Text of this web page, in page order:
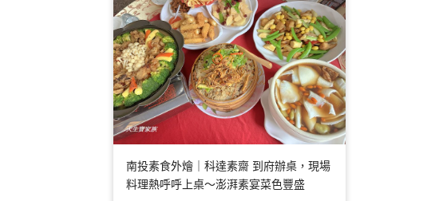
南投素食外燴｜科達素齋 到府辦桌，現場
料理熱呼呼上桌～澎湃素宴菜色豐盛